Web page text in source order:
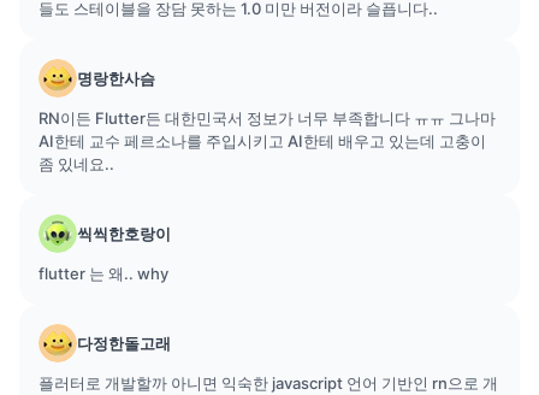
들도 스테이블을 장담 못하는 1.0 미만 버전이라 슬픕니다..
명랑한사슴
RN이든 Flutter든 대한민국서 정보가 너무 부족합니다 ㅠㅠ 그나마
AI한테 교수 페르소나를 주입시키고 AI한테 배우고 있는데 고충이
좀 있네요..
씩씩한호랑이
flutter 는 왜.. why
다정한돌고래
플러터로 개발할까 아니면 익숙한 javascript 언어 기반인 rn으로 개